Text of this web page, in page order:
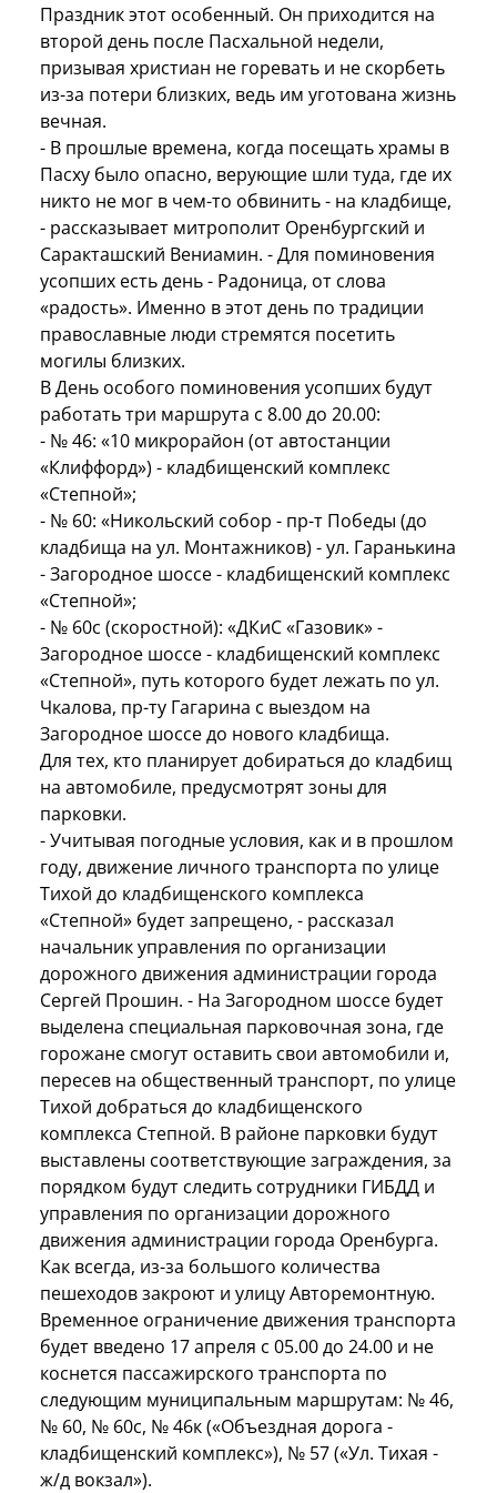
Праздник этот особенный. Он приходится на
второй день после Пасхальной недели,
призывая христиан не горевать и не скорбеть
из-за потери близких, ведь им уготована жизнь
вечная.
- В прошлые времена, когда посещать храмы в
Пасху было опасно, верующие шли туда, где их
никто не мог в чем-то обвинить - на кладбище,
- рассказывает митрополит Оренбургский и
Саракташский Вениамин. - Для поминовения
усопших есть день - Радоница, от слова
«радость». Именно в этот день по традиции
православные люди стремятся посетить
могилы близких.
В День особого поминовения усопших будут
работать три маршрута с 8.00 до 20.00:
- № 46: «10 микрорайон (от автостанции
«Клиффорд») - кладбищенский комплекс
«Степной»;
- № 60: «Никольский собор - пр-т Победы (до
кладбища на ул. Монтажников) - ул. Гаранькина
- Загородное шоссе - кладбищенский комплекс
«Степной»;
- № 60с (скоростной): «ДКиС «Газовик» -
Загородное шоссе - кладбищенский комплекс
«Степной», путь которого будет лежать по ул.
Чкалова, пр-ту Гагарина с выездом на
Загородное шоссе до нового кладбища.
Для тех, кто планирует добираться до кладбищ
на автомобиле, предусмотрят зоны для
парковки.
- Учитывая погодные условия, как и в прошлом
году, движение личного транспорта по улице
Тихой до кладбищенского комплекса
«Степной» будет запрещено, - рассказал
начальник управления по организации
дорожного движения администрации города
Сергей Прошин. - На Загородном шоссе будет
выделена специальная парковочная зона, где
горожане смогут оставить свои автомобили и,
пересев на общественный транспорт, по улице
Тихой добраться до кладбищенского
комплекса Степной. В районе парковки будут
выставлены соответствующие заграждения, за
порядком будут следить сотрудники ГИБДД и
управления по организации дорожного
движения администрации города Оренбурга.
Как всегда, из-за большого количества
пешеходов закроют и улицу Авторемонтную.
Временное ограничение движения транспорта
будет введено 17 апреля с 05.00 до 24.00 и не
коснется пассажирского транспорта по
следующим муниципальным маршрутам: № 46,
№ 60, № 60с, № 46к («Объездная дорога -
кладбищенский комплекс»), № 57 («Ул. Тихая -
ж/д вокзал»).